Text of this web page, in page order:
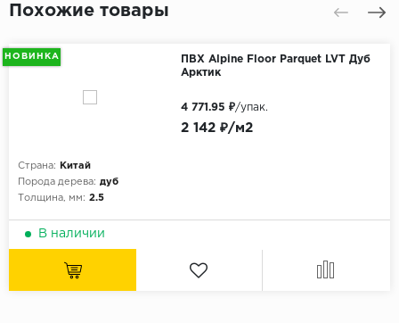
Похожие товары
НОВИНКА
ПВХ Alpine Floor Parquet LVT Дуб
Арктик
Страна:
Китай
Порода дерева: дуб
Толщина, мм: 2.5
2 142 ₽/м2
4 771.95 ₽/упак.
В наличии